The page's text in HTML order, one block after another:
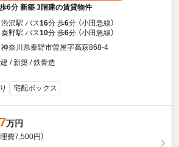
6分 新築 3階建の賃貸物件
渋沢駅 バス16分 歩6分 （小田急線）
秦野駅 バス10分 歩6分 （小田急線）
神奈川県秦野市曽屋字高萩868-4
/ 新築 / 鉄骨造
宅配ボックス
万円
理費7,500円）